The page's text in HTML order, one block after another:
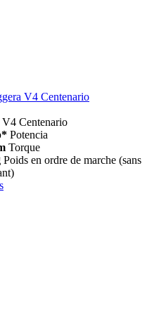
V4 Centenario
V4 Centenario
Potencia
Torque
Poids en ordre de marche (sans